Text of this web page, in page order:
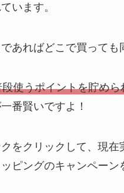
います。
あればどこで買っても
段使うポイントを貯めら
番賢いですよ！
をクリックして、現在
ピングのキャンペーン